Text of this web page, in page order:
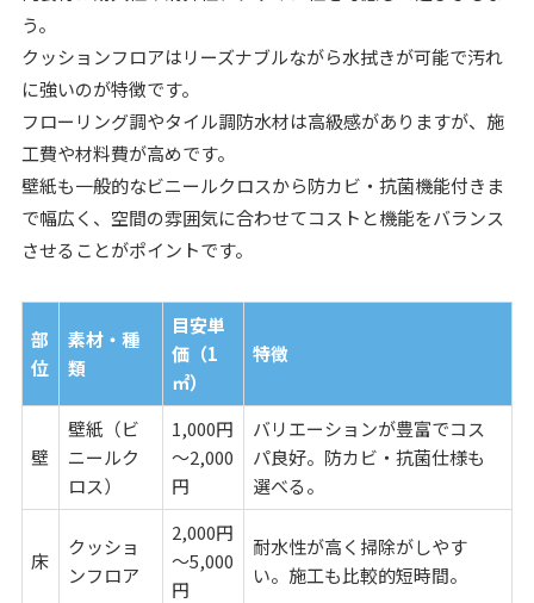
う。
クッションフロアはリーズナブルながら水拭きが可能で汚れ
に強いのが特徴です。
フローリング調やタイル調防水材は高級感がありますが、施
工費や材料費が高めです。
壁紙も一般的なビニールクロスから防カビ・抗菌機能付きま
で幅広く、空間の雰囲気に合わせてコストと機能をバランス
させることがポイントです。
部
位
素材・種
類
目安単
価（1
㎡）
特徴
壁
壁紙（ビ
ニールク
ロス）
1,000円
～2,000
円
バリエーションが豊富でコス
パ良好。防カビ・抗菌仕様も
選べる。
床
クッショ
ンフロア
2,000円
～5,000
円
耐水性が高く掃除がしやす
い。施工も比較的短時間。